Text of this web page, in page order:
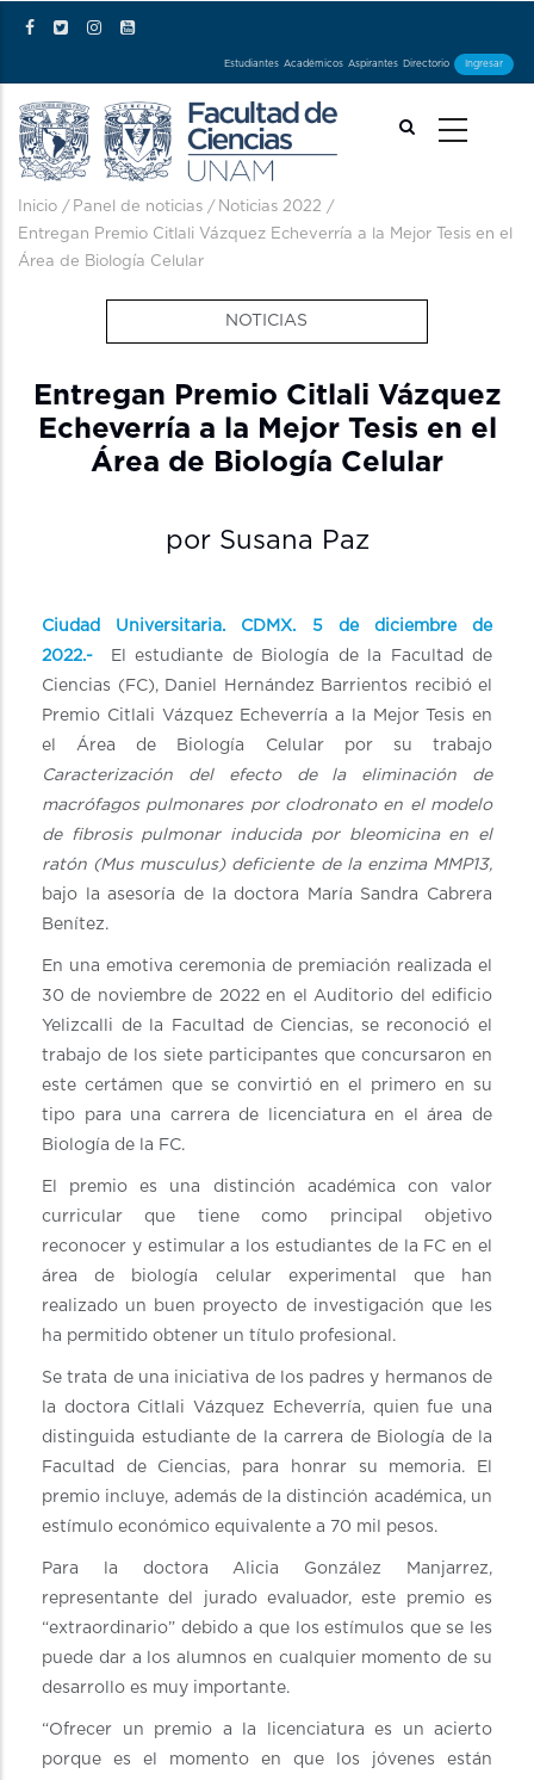
Ingresar
Directorio
Aspirantes
Académicos
Estudiantes
Ruta de navegación
Inicio / Panel de noticias / Noticias 2022 /
Entregan Premio Citlali Vázquez Echeverría a la Mejor Tesis en el
Área de Biología Celular
NOTICIAS
Entregan Premio Citlali Vázquez
Echeverría a la Mejor Tesis en el
Área de Biología Celular
por Susana Paz
Ciudad Universitaria. CDMX. 5 de diciembre de
2022.-
El estudiante de Biología de la Facultad de
Ciencias (FC), Daniel Hernández Barrientos recibió el
Premio Citlali Vázquez Echeverría a la Mejor Tesis en
el Área de Biología Celular por su trabajo
Caracterización del efecto de la eliminación de
macrófagos pulmonares por clodronato en el modelo
de fibrosis pulmonar inducida por bleomicina en el
ratón (Mus musculus) deficiente de la enzima MMP13,
bajo la asesoría de la doctora María Sandra Cabrera
Benítez.
En una emotiva ceremonia de premiación realizada el
30 de noviembre de 2022 en el Auditorio del edificio
Yelizcalli de la Facultad de Ciencias, se reconoció el
trabajo de los siete participantes que concursaron en
este certámen que se convirtió en el primero en su
tipo para una carrera de licenciatura en el área de
Biología de la FC.
El premio es una distinción académica con valor
curricular que tiene como principal objetivo
reconocer y estimular a los estudiantes de la FC en el
área de biología celular experimental que han
realizado un buen proyecto de investigación que les
ha permitido obtener un título profesional.
Se trata de una iniciativa de los padres y hermanos de
la doctora Citlali Vázquez Echeverría, quien fue una
distinguida estudiante de la carrera de Biología de la
Facultad de Ciencias, para honrar su memoria. El
premio incluye, además de la distinción académica, un
estímulo económico equivalente a 70 mil pesos.
Para la doctora Alicia González Manjarrez,
representante del jurado evaluador, este premio es
“extraordinario” debido a que los estímulos que se les
puede dar a los alumnos en cualquier momento de su
desarrollo es muy importante.
“Ofrecer un premio a la licenciatura es un acierto
porque es el momento en que los jóvenes están